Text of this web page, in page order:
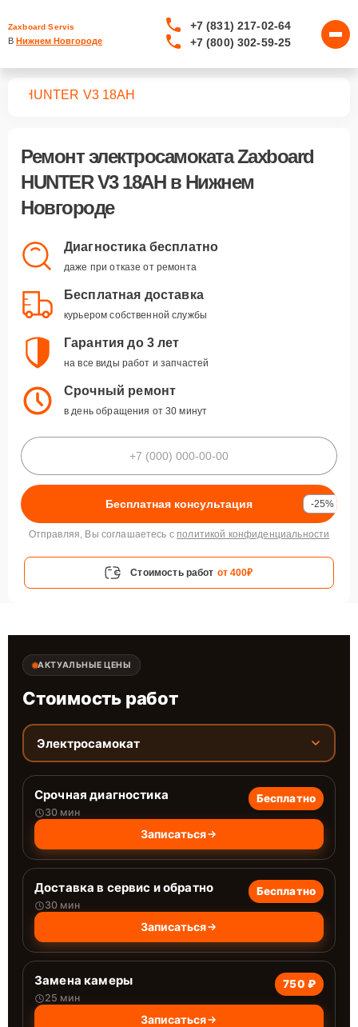
Zaxboard Servis
В Нижнем Новгороде
+7 (831) 217-02-64
+7 (800) 302-59-25
HUNTER V3 18AH
Ремонтэлектросамоката Zaxboard
HUNTER V3 18AHв Нижнем
Новгороде
Диагностика бесплатно
даже при отказе от ремонта
Бесплатная доставка
курьером собственной службы
Гарантия до 3 лет
на все виды работ и запчастей
Срочный ремонт
в день обращения от 30 минут
Бесплатная консультация -25%
Отправляя, Вы соглашаетесь с политикой конфиденциальности
Стоимость работ от 400₽
АКТУАЛЬНЫЕ ЦЕНЫ
Стоимость работ
Электросамокат
Срочная диагностика
30 мин
Бесплатно
Записаться
Доставка в сервис и обратно
30 мин
Бесплатно
Записаться
Замена камеры
25 мин
750 ₽
Записаться